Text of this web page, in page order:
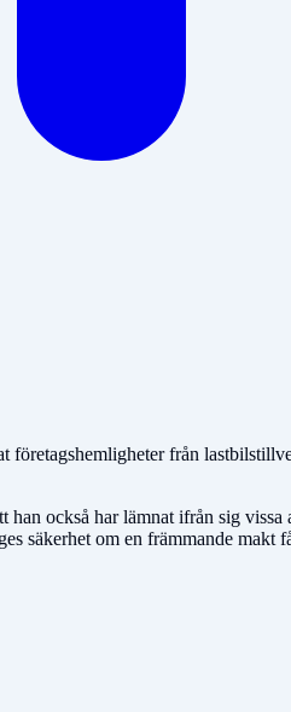
från
också har lämnat ifrån sig
säkerhet om en främmande makt